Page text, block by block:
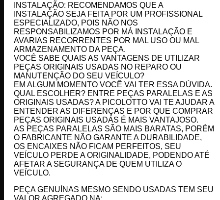
INSTALAÇÃO: RECOMENDAMOS QUE A
INSTALAÇÃO SEJA FEITA POR UM PROFISSIONAL
ESPECIALIZADO, POIS NÃO NOS
RESPONSABILIZAMOS POR MÁ INSTALAÇÃO E
AVARIAS RECORRENTES POR MAL USO OU MAL
ARMAZENAMENTO DA PEÇA.
VOCÊ SABE QUAIS AS VANTAGENS DE UTILIZAR
PEÇAS ORIGINAIS USADAS NO REPARO OU
MANUTENÇÃO DO SEU VEÍCULO?
EM ALGUM MOMENTO VOCÊ VAI TER ESSA DÚVIDA.
QUAL ESCOLHER? ENTRE PEÇAS PARALELAS E AS
ORIGINAIS USADAS? A PICOLOTTO VAI TE AJUDAR A
ENTENDER AS DIFERENÇAS E POR QUE COMPRAR
PEÇAS ORIGINAIS USADAS É MAIS VANTAJOSO.
AS PEÇAS PARALELAS SÃO MAIS BARATAS, PORÉM
O FABRICANTE NÃO GARANTE A DURABILIDADE,
OS ENCAIXES NÃO FICAM PERFEITOS, SEU
VEÍCULO PERDE A ORIGINALIDADE, PODENDO ATÉ
AFETAR A SEGURANÇA DE QUEM UTILIZA O
VEÍCULO.
PEÇA GENUÍNAS MESMO SENDO USADAS TEM SEU
VALOR AGREGADO NA: